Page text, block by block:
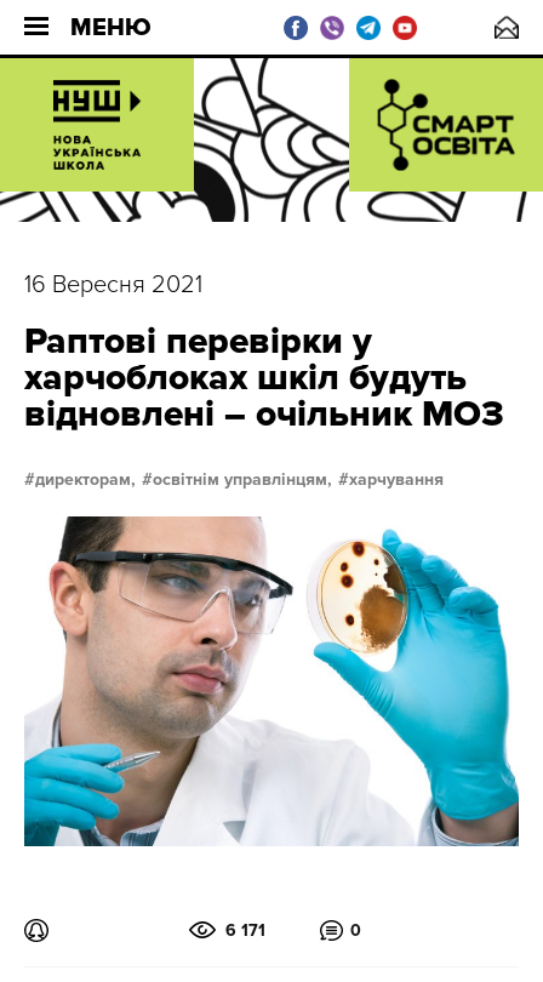
МЕНЮ
16 Вересня 2021
Раптові перевірки у
харчоблоках шкіл будуть
відновлені – очільник МОЗ
директорам, освітнім управлінцям, харчування
6 171 0